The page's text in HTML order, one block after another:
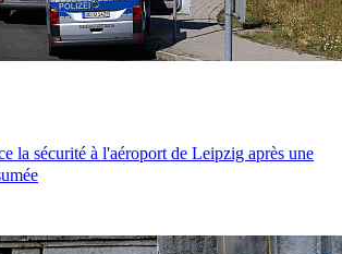
la sécurité à l'aéroport de Leipzig après une